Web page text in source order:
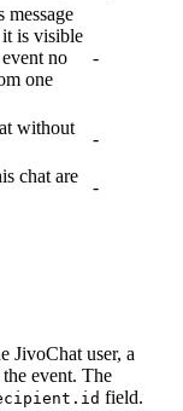
message
it is visible
no
one
-
without
-
chat are
-
JivoChat user, a
event. The
field.